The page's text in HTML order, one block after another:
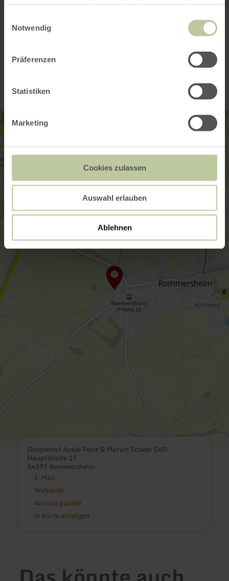
Notwendig
Präferenzen
Statistiken
Marketing
Cookies zulassen
Auswahl erlauben
Ablehnen
Kontakt
Görgenhof Aukje Perle & Marvin Scheer GdR
Hauptstraße 15
54597 Rommersheim
E-Mail
Webseite
Anreise planen
in Karte anzeigen